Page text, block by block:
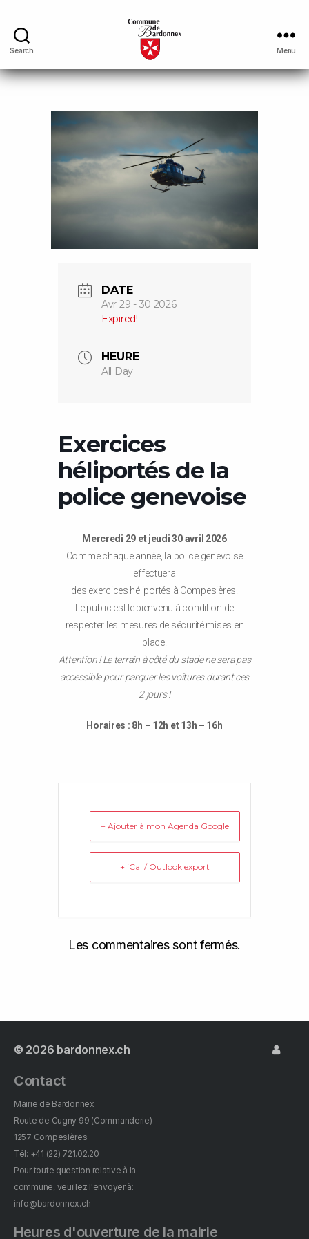
Search Menu
DATE
Avr 29 - 30 2026
Expired!
HEURE
All Day
Exercices
héliportés de la
police genevoise
Mercredi 29 et jeudi 30 avril 2026
Comme chaque année, la police genevoise
effectuera
des exercices héliportés à Compesières.
Le public est le bienvenu à condition de
respecter les mesures de sécurité mises en
place.
Attention ! Le terrain à côté du stade ne sera pas
accessible pour parquer les voitures durant ces
2 jours !
Horaires : 8h – 12h et 13h – 16h
+ Ajouter à mon Agenda Google
+ iCal / Outlook export
Les commentaires sont fermés.
© 2026 bardonnex.ch
Contact
Mairie de Bardonnex
Route de Cugny 99 (Commanderie)
1257 Compesières
Tél: +41 (22) 721.02.20
Pour toute question relative à la
commune, veuillez l'envoyer à:
info@bardonnex.ch
Heures d'ouverture de la mairie